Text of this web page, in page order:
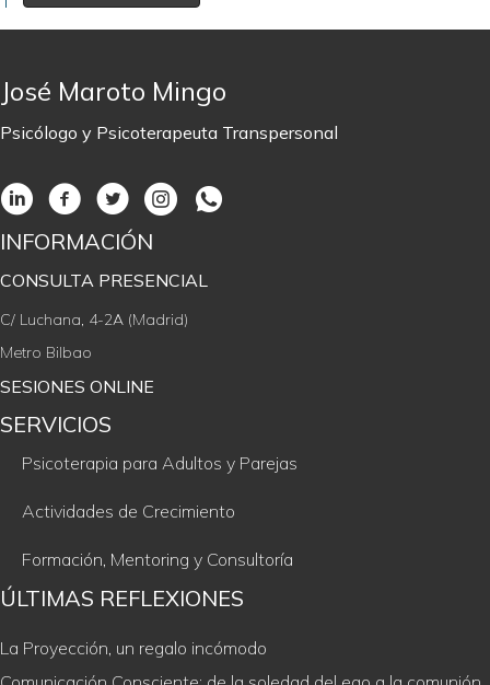
José Maroto Mingo
Psicólogo y Psicoterapeuta Transpersonal
INFORMACIÓN
CONSULTA PRESENCIAL
C/ Luchana, 4-2A (Madrid)
Metro Bilbao
SESIONES ONLINE
SERVICIOS
Psicoterapia para Adultos y Parejas
Actividades de Crecimiento
Formación, Mentoring y Consultoría
ÚLTIMAS REFLEXIONES
La Proyección, un regalo incómodo